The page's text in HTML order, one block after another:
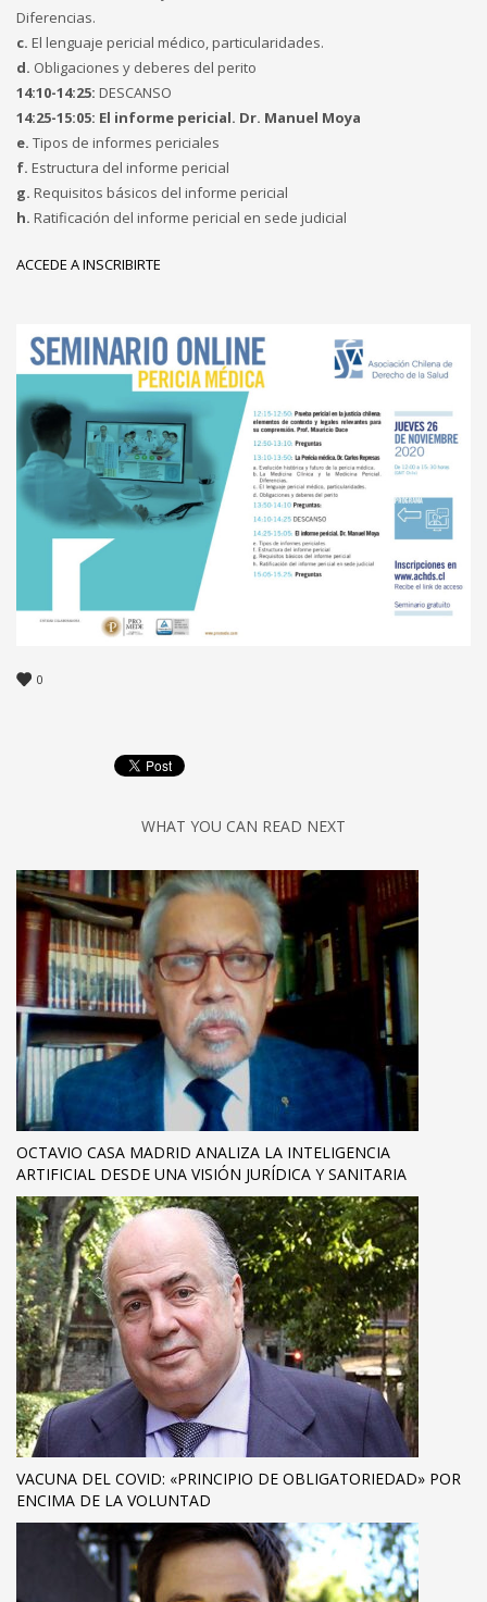
Diferencias.
c. El lenguaje pericial médico, particularidades.
d. Obligaciones y deberes del perito
14:10-14:25: DESCANSO
14:25-15:05: El informe pericial. Dr. Manuel Moya
e. Tipos de informes periciales
f. Estructura del informe pericial
g. Requisitos básicos del informe pericial
h. Ratificación del informe pericial en sede judicial
ACCEDE A INSCRIBIRTE
0
WHAT YOU CAN READ NEXT
OCTAVIO CASA MADRID ANALIZA LA INTELIGENCIA
ARTIFICIAL DESDE UNA VISIÓN JURÍDICA Y SANITARIA
VACUNA DEL COVID: «PRINCIPIO DE OBLIGATORIEDAD» POR
ENCIMA DE LA VOLUNTAD